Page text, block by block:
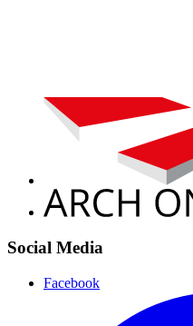
Social Media
Facebook